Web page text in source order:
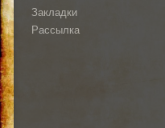
Закладки
Рассылка